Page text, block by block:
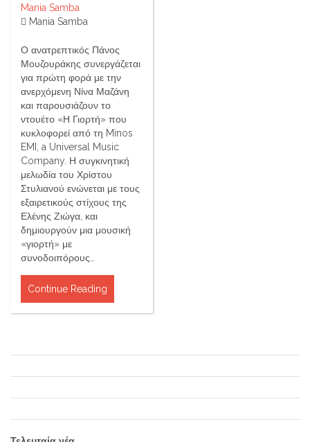
Mania Samba
Mania Samba
Ο ανατρεπτικός Πάνος
Μουζουράκης συνεργάζεται
για πρώτη φορά με την
ανερχόμενη Νίνα Μαζάνη
και παρουσιάζουν το
ντουέτο «Η Γιορτή» που
κυκλοφορεί από τη Minos
EMI, a Universal Music
Company. Η συγκινητική
μελωδία του Χρίστου
Στυλιανού ενώνεται με τους
εξαιρετικούς στίχους της
Ελένης Ζιώγα, και
δημιουργούν μια μουσική
«γιορτή» με
συνοδοιπόρους…
Continue Reading